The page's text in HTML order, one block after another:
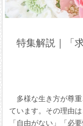
特集解説｜「
多様な生き方が尊重
ています。その理由
「自由がない」「必